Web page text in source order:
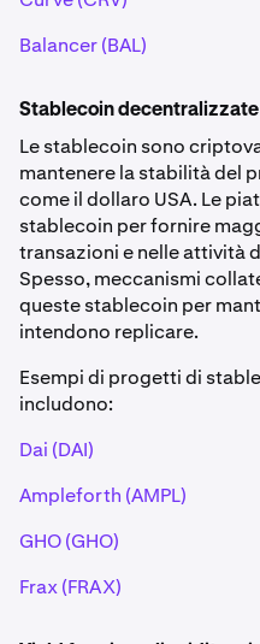
Balancer (BAL)
Stablecoin decentralizzate
Le stablecoin sono
mantenere la stabilità del
come il dollaro USA. Le
stablecoin per fornire
transazioni e nelle attività
Spesso, meccanismi
queste stablecoin per
intendono replicare.
Esempi di progetti di
includono:
Dai (DAI)
Ampleforth (AMPL)
GHO (GHO)
Frax (FRAX)